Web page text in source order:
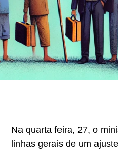
Na quarta feira, 27, o
linhas gerais de um